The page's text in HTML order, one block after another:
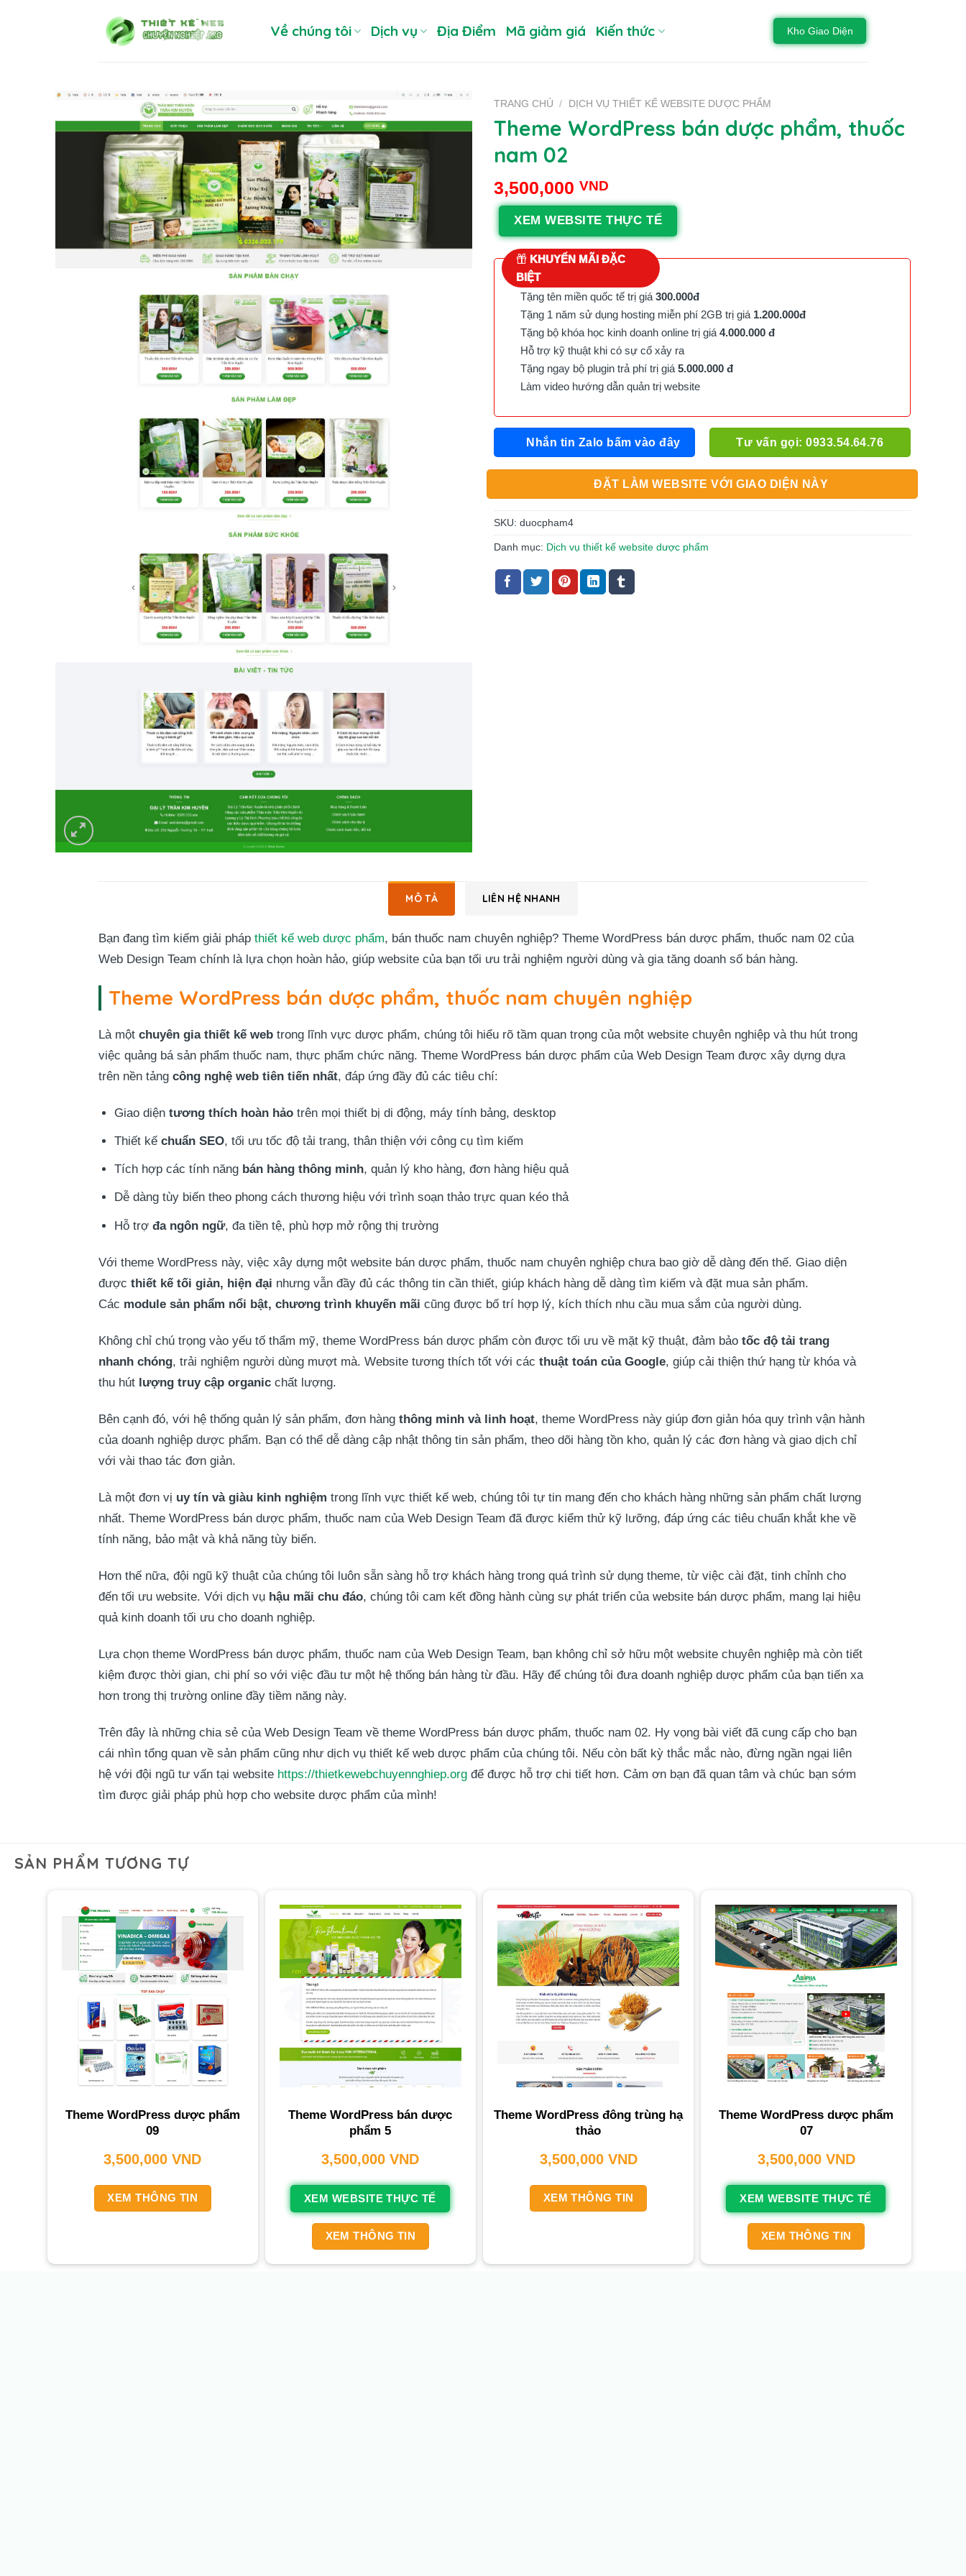
Về chúng tôi Dịch vụ Địa Điểm Mã giảm giá Kiến thức Kho Giao Diện
TRANG CHỦ / DỊCH VỤ THIẾT KẾ WEBSITE DƯỢC PHẨM
Theme WordPress bán dược phẩm, thuốc
nam 02
3,500,000 VND
XEM WEBSITE THỰC TẾ
KHUYẾN MÃI ĐẶC
BIỆT
Tặng tên miền quốc tế trị giá 300.000đ
Tặng 1 năm sử dụng hosting miễn phí 2GB trị giá 1.200.000đ
Tặng bộ khóa học kinh doanh online trị giá 4.000.000 đ
Hỗ trợ kỹ thuật khi có sự cố xảy ra
Tặng ngay bộ plugin trả phí trị giá 5.000.000 đ
Làm video hướng dẫn quản trị website
Nhắn tin Zalo bấm vào đây Tư vấn gọi: 0933.54.64.76
ĐẶT LÀM WEBSITE VỚI GIAO DIỆN NÀY
SKU: duocpham4
Danh mục: Dịch vụ thiết kế website dược phẩm
MÔ TẢ LIÊN HỆ NHANH
Bạn đang tìm kiếm giải pháp thiết kế web dược phẩm, bán thuốc nam chuyên nghiệp? Theme WordPress bán dược phẩm, thuốc nam 02 của
Web Design Team chính là lựa chọn hoàn hảo, giúp website của bạn tối ưu trải nghiệm người dùng và gia tăng doanh số bán hàng.
Theme WordPress bán dược phẩm, thuốc nam chuyên nghiệp
Là một chuyên gia thiết kế web trong lĩnh vực dược phẩm, chúng tôi hiểu rõ tầm quan trọng của một website chuyên nghiệp và thu hút trong
việc quảng bá sản phẩm thuốc nam, thực phẩm chức năng. Theme WordPress bán dược phẩm của Web Design Team được xây dựng dựa
trên nền tảng công nghệ web tiên tiến nhất, đáp ứng đầy đủ các tiêu chí:
Giao diệntương thích hoàn hảo trên mọi thiết bị di động, máy tính bảng, desktop
Thiết kếchuẩn SEO, tối ưu tốc độ tải trang, thân thiện với công cụ tìm kiếm
Tích hợp các tính năng bán hàng thông minh, quản lý kho hàng, đơn hàng hiệu quả
Dễ dàng tùy biến theo phong cách thương hiệu với trình soạn thảo trực quan kéo thả
Hỗ trợđa ngôn ngữ, đa tiền tệ, phù hợp mở rộng thị trường
Với theme WordPress này, việc xây dựng một website bán dược phẩm, thuốc nam chuyên nghiệp chưa bao giờ dễ dàng đến thế. Giao diện
được thiết kế tối giản, hiện đại nhưng vẫn đầy đủ các thông tin cần thiết, giúp khách hàng dễ dàng tìm kiếm và đặt mua sản phẩm.
Các module sản phẩm nổi bật, chương trình khuyến mãi cũng được bố trí hợp lý, kích thích nhu cầu mua sắm của người dùng.
Không chỉ chú trọng vào yếu tố thẩm mỹ, theme WordPress bán dược phẩm còn được tối ưu về mặt kỹ thuật, đảm bảo tốc độ tải trang
nhanh chóng, trải nghiệm người dùng mượt mà. Website tương thích tốt với các thuật toán của Google, giúp cải thiện thứ hạng từ khóa và
thu hút lượng truy cập organic chất lượng.
Bên cạnh đó, với hệ thống quản lý sản phẩm, đơn hàng thông minh và linh hoạt, theme WordPress này giúp đơn giản hóa quy trình vận hành
của doanh nghiệp dược phẩm. Bạn có thể dễ dàng cập nhật thông tin sản phẩm, theo dõi hàng tồn kho, quản lý các đơn hàng và giao dịch chỉ
với vài thao tác đơn giản.
Là một đơn vị uy tín và giàu kinh nghiệm trong lĩnh vực thiết kế web, chúng tôi tự tin mang đến cho khách hàng những sản phẩm chất lượng
nhất. Theme WordPress bán dược phẩm, thuốc nam của Web Design Team đã được kiểm thử kỹ lưỡng, đáp ứng các tiêu chuẩn khắt khe về
tính năng, bảo mật và khả năng tùy biến.
Hơn thế nữa, đội ngũ kỹ thuật của chúng tôi luôn sẵn sàng hỗ trợ khách hàng trong quá trình sử dụng theme, từ việc cài đặt, tinh chỉnh cho
đến tối ưu website. Với dịch vụ hậu mãi chu đáo, chúng tôi cam kết đồng hành cùng sự phát triển của website bán dược phẩm, mang lại hiệu
quả kinh doanh tối ưu cho doanh nghiệp.
Lựa chọn theme WordPress bán dược phẩm, thuốc nam của Web Design Team, bạn không chỉ sở hữu một website chuyên nghiệp mà còn tiết
kiệm được thời gian, chi phí so với việc đầu tư một hệ thống bán hàng từ đầu. Hãy để chúng tôi đưa doanh nghiệp dược phẩm của bạn tiến xa
hơn trong thị trường online đầy tiềm năng này.
Trên đây là những chia sẻ của Web Design Team về theme WordPress bán dược phẩm, thuốc nam 02. Hy vọng bài viết đã cung cấp cho bạn
cái nhìn tổng quan về sản phẩm cũng như dịch vụ thiết kế web dược phẩm của chúng tôi. Nếu còn bất kỳ thắc mắc nào, đừng ngần ngại liên
hệ với đội ngũ tư vấn tại website https://thietkewebchuyennghiep.org để được hỗ trợ chi tiết hơn. Cảm ơn bạn đã quan tâm và chúc bạn sớm
tìm được giải pháp phù hợp cho website dược phẩm của mình!
SẢN PHẨM TƯƠNG TỰ
Theme WordPress dược phẩm
09
3,500,000VND
XEM THÔNG TIN
Theme WordPress bán dược
phẩm 5
3,500,000VND
XEM WEBSITE THỰC TẾ
XEM THÔNG TIN
Theme WordPress đông trùng hạ
thảo
3,500,000 VND
XEM THÔNG TIN
Theme WordPress dược phẩm
07
3,500,000 VND
XEM WEBSITE THỰC TẾ
XEM THÔNG TIN